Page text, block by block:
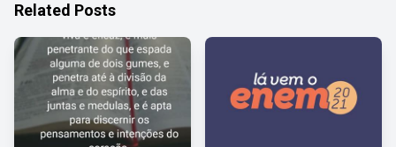
Related Posts